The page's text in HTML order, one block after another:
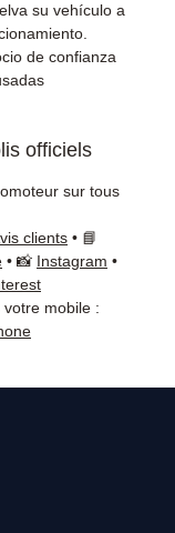
su vehículo a
de confianza
officiels
sur tous
clients • 📘
• 📸 Instagram •
mobile :